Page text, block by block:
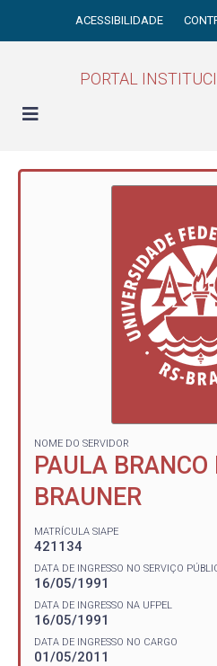
ACESSIBILIDADE
PORTAL
NOME DO SERVIDOR
PAULA BRANCO
BRAUNER
MATRÍCULA SIAPE
421134
DATA DE INGRESSO NO SERVIÇO
16/05/1991
DATA DE INGRESSO NA UFPEL
16/05/1991
DATA DE INGRESSO NO CARGO
01/05/2011